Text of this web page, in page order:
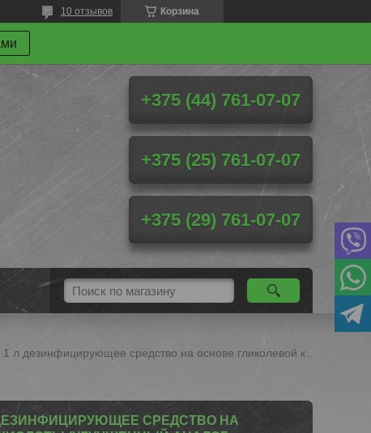
Корзина
10 отзывов
+375 (44) 761-07-07
+375 (25) 761-07-07
+375 (29) 761-07-07
Санит гликосан 1 л дезинфицирующее средство на основе гликолевой кислоты (улучшенный аналог гликодеза)
СРЕДСТВО НА